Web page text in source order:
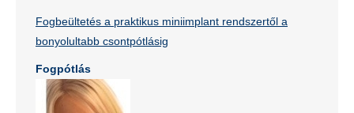
Fogbeültetés a praktikus miniimplant rendszertől a
bonyolultabb csontpótlásig
Fogpótlás